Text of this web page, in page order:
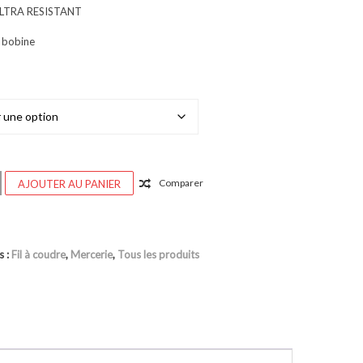
RESISTANT
bobine
AJOUTER AU PANIER Comparer
: Fil à coudre, Mercerie, Tous les produits